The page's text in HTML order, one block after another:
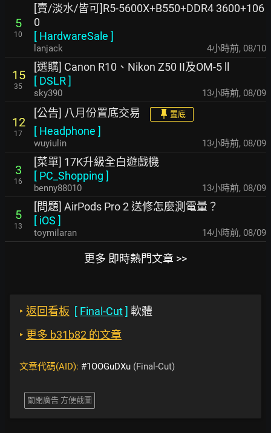
5
10
[賣/淡水/皆可]R5-5600X+B550+DDR4 3600+106
0
[ HardwareSale ]
lanjack 4小時前, 08/10
15
35
[選購] Canon R10、Nikon Z50 II及OM-5 ll
[ DSLR]
sky390 13小時前, 08/09
12
17
[公告] 八月份置底交易 置底
[ Headphone ]
wuyiulin 13小時前, 08/09
3
16
[菜單] 17K升級全白遊戲機
[ PC_Shopping ]
benny88010 13小時前, 08/09
5
13
[問題] AirPods Pro 2 送修怎麼測電量？
[ iOS ]
toymilaran 14小時前, 08/09
更多 即時熱門文章 >>
‣ 返回看板 [ Final-Cut] 軟體
‣ 更多 b31b82 的文章
文章代碼(AID): #1OOGuDXu (Final-Cut)
關閉廣告 方便截圖